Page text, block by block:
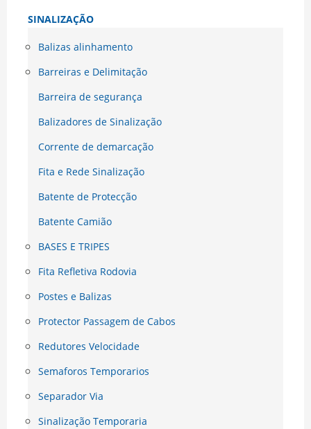
SINALIZAÇÃO
Balizas alinhamento
Barreiras e Delimitação
Barreira de segurança
Balizadores de Sinalização
Corrente de demarcação
Fita e Rede Sinalização
Batente de Protecção
Batente Camião
BASES E TRIPES
Fita Refletiva Rodovia
Postes e Balizas
Protector Passagem de Cabos
Redutores Velocidade
Semaforos Temporarios
Separador Via
Sinalização Temporaria